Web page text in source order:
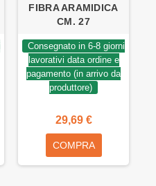
FIBRA ARAMIDICA
CM. 27
Consegnato in 6-8 giorni
lavorativi data ordine e
pagamento (in arrivo da
produttore)
29,69 €
COMPRA